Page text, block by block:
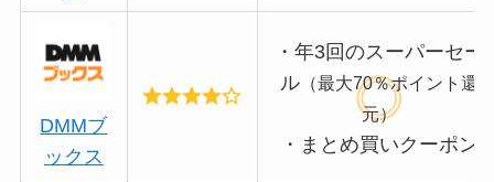
DMMブ
ックス
・年3回のスーパーセー
ル（最大70％ポイント還
元）
・まとめ買いクーポン